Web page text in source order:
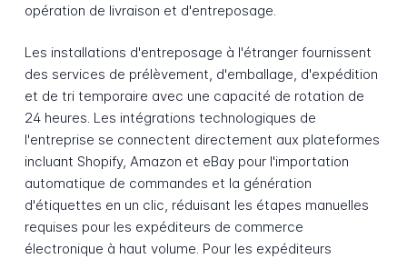
opération de livraison et d'entreposage.
Les installations d'entreposage à l'étranger fournissent
des services de prélèvement, d'emballage, d'expédition
et de tri temporaire avec une capacité de rotation de
24 heures. Les intégrations technologiques de
l'entreprise se connectent directement aux plateformes
incluant Shopify, Amazon et eBay pour l'importation
automatique de commandes et la génération
d'étiquettes en un clic, réduisant les étapes manuelles
requises pour les expéditeurs de commerce
électronique à haut volume. Pour les expéditeurs